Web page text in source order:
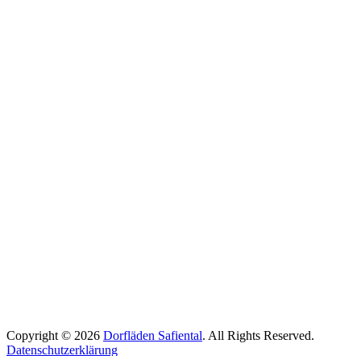
Copyright © 2026 Dorfläden Safiental. All Rights Reserved.
Datenschutzerklärung